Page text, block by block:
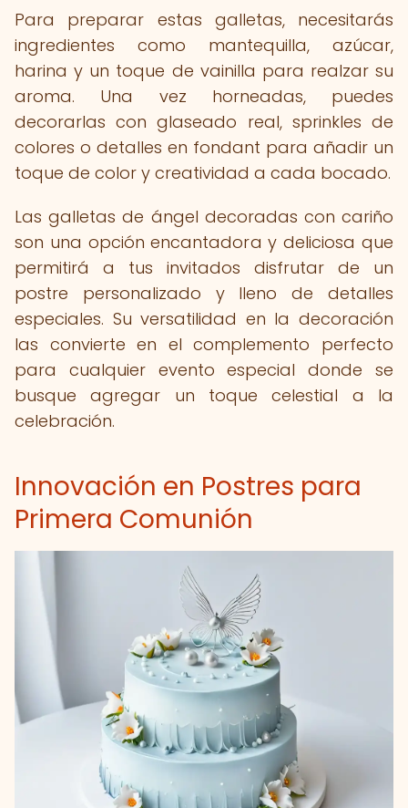
Para preparar estas galletas, necesitarás
ingredientes como mantequilla, azúcar,
harina y un toque de vainilla para realzar su
aroma. Una vez horneadas, puedes
decorarlas con glaseado real, sprinkles de
colores o detalles en fondant para añadir un
toque de color y creatividad a cada bocado.
Las galletas de ángel decoradas con cariño
son una opción encantadora y deliciosa que
permitirá a tus invitados disfrutar de un
postre personalizado y lleno de detalles
especiales. Su versatilidad en la decoración
las convierte en el complemento perfecto
para cualquier evento especial donde se
busque agregar un toque celestial a la
celebración.
Innovación en Postres para
Primera Comunión